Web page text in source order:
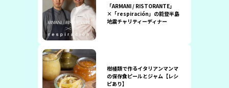
「ARMANI / RISTORANTE」
×「respiración」の能登半島
地震チャリティーディナー
柑橘類で作るイタリアンマンマ
の保存食ピールとジャム【レシ
ピあり】